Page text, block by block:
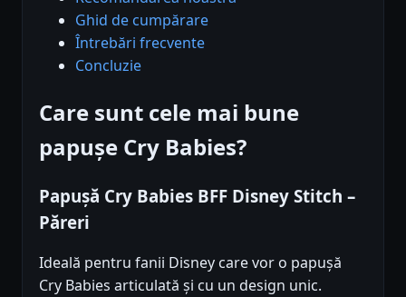
Ghid de cumpărare
Întrebări frecvente
Concluzie
Care sunt cele mai bune
papușe Cry Babies?
Papușă Cry Babies BFF Disney Stitch –
Păreri
Ideală pentru fanii Disney care vor o papușă
Cry Babies articulată și cu un design unic.